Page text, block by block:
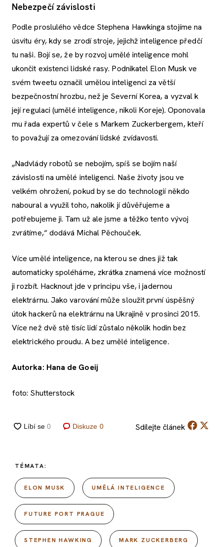
Nebezpečí závislosti
Podle proslulého vědce Stephena Hawkinga stojíme na
úsvitu éry, kdy se zrodí stroje, jejichž inteligence předčí
tu naši. Bojí se, že by rozvoj umělé inteligence mohl
ukončit existenci lidské rasy. Podnikatel Elon Musk ve
svém tweetu označil umělou inteligenci za větší
bezpečnostní hrozbu, než je Severní Korea, a vyzval k
její regulaci (umělé inteligence, nikoli Koreje). Oponovala
mu řada expertů v čele s Markem Zuckerbergem, kteří
to považují za omezování lidské zvídavosti.
„Nadvlády robotů se nebojím, spíš se bojím naší
závislosti na umělé inteligenci. Naše životy jsou ve
velkém ohrožení, pokud by se do technologií někdo
naboural a využil toho, nakolik jí důvěřujeme a
potřebujeme ji. Tam už ale jsme a těžko tento vývoj
zvrátíme,“ dodává Michal Pěchouček.
Více umělé inteligence, na kterou se dnes již tak
automaticky spoléháme, zkrátka znamená více možností
ji rozbít. Hacknout jde v principu vše, i jadernou
elektrárnu. Jako varování může sloužit první úspěšný
útok hackerů na elektrárnu na Ukrajině v prosinci 2015.
Více než dvě stě tisíc lidí zůstalo několik hodin bez
elektrického proudu. A bez umělé inteligence.
Autorka: Hana de Goeij
foto: Shutterstock
Diskuze 0 Sdílejte článek
TÉMATA:
ELON MUSK UMĚLÁ INTELIGENCE
FUTURE PORT PRAGUE
STEPHEN HAWKING MARK ZUCKERBERG